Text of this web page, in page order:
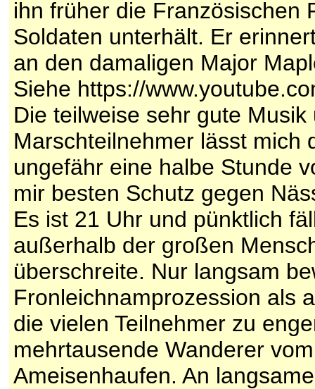
ihn früher die Französischen
Soldaten unterhält. Er
an den damaligen Major
Siehe https://
Die teilweise sehr gute
Marschteilnehmer lässt mich
ungefähr eine halbe Stunde
mir besten Schutz gegen
Es ist 21 Uhr und pünktlich
außerhalb der großen
überschreite. Nur langsam
Fronleichnamprozession als
die vielen Teilnehmer zu
mehrtausende Wanderer
Ameisenhaufen. An